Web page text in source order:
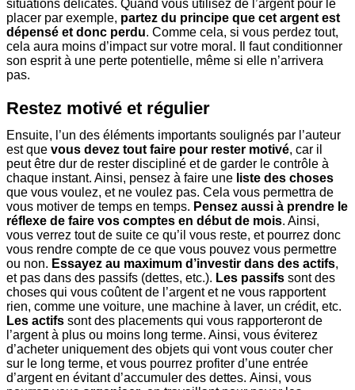
situations délicates. Quand vous utilisez de l’argent pour le
placer par exemple, partez du principe que cet argent est
dépensé et donc perdu. Comme cela, si vous perdez tout,
cela aura moins d’impact sur votre moral. Il faut conditionner
son esprit à une perte potentielle, même si elle n’arrivera
pas.
Restez motivé et régulier
Ensuite, l’un des éléments importants soulignés par l’auteur
est que vous devez tout faire pour rester motivé, car il
peut être dur de rester discipliné et de garder le contrôle à
chaque instant. Ainsi, pensez à faire une liste des choses
que vous voulez, et ne voulez pas. Cela vous permettra de
vous motiver de temps en temps. Pensez aussi à prendre le
réflexe de faire vos comptes en début de mois. Ainsi,
vous verrez tout de suite ce qu’il vous reste, et pourrez donc
vous rendre compte de ce que vous pouvez vous permettre
ou non. Essayez au maximum d’investir dans des actifs,
et pas dans des passifs (dettes, etc.). Les passifs sont des
choses qui vous coûtent de l’argent et ne vous rapportent
rien, comme une voiture, une machine à laver, un crédit, etc.
Les actifs sont des placements qui vous rapporteront de
l’argent à plus ou moins long terme. Ainsi, vous éviterez
d’acheter uniquement des objets qui vont vous couter cher
sur le long terme, et vous pourrez profiter d’une entrée
d’argent en évitant d’accumuler des dettes. Ainsi, vous